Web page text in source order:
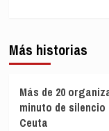
Más historias
Más de 20
minuto de
Ceuta